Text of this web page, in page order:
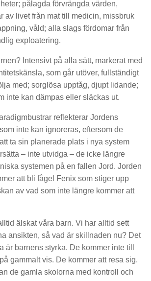
pålagda förvrängda värden,
av livet från mat till medicin, missbruk
våld; alla slags fördomar från
exploatering.
Intensivt på alla sätt, markerat med
som går utöver, fullständigt
med; sorglösa upptåg, djupt lidande;
inte kan dämpas eller släckas ut.
reflekterar Jordens
inte kan ignoreras, eftersom de
ta sin planerade plats i nya system
– inte utvidga – de icke längre
systemen på en fallen Jord. Jorden
att bli fågel Fenix som stiger upp
av vad som inte längre kommer att
älskat våra barn. Vi har alltid sett
ansikten, så vad är skillnaden nu? Det
är barnens styrka. De kommer inte till
gammalt vis. De kommer att resa sig.
de gamla skolorna med kontroll och